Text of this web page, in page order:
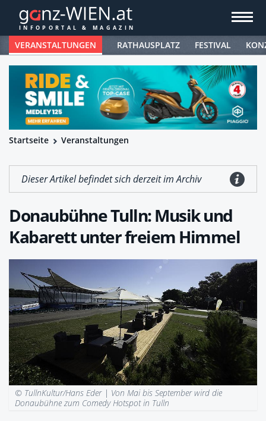
VERANSTALTUNGEN RATHAUSPLATZ FESTIVAL
Startseite Veranstaltungen
Dieser Artikel befindet sich derzeit im Archiv
Donaubühne Tulln: Musik und
Kabarett unter freiem Himmel
© TullnKultur/Hans Eder | Von Mai bis September wird die
Donaubühne zum Comedy Hotspot in Tulln